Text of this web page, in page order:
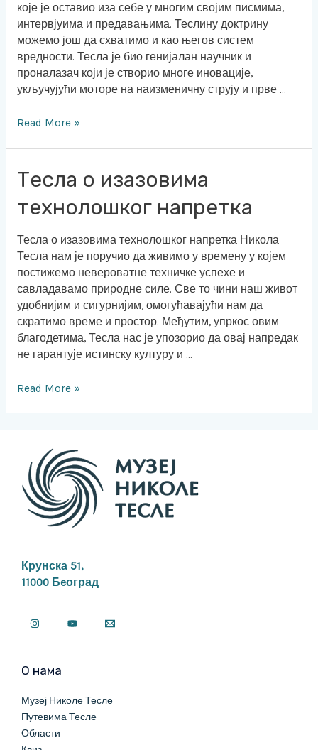
које је оставио иза себе у многим својим писмима,
интервјуима и предавањима. Теслину доктрину
можемо још да схватимо и као његов систем
вредности. Тесла је био генијалан научник и
проналазач који је створио многе иновације,
укључујући моторе на наизменичну струју и прве …
Read More »
Тесла о изазовима
технолошког напретка
Тесла о изазовима технолошког напретка Никола
Тесла нам је поручио да живимо у времену у којем
постижемо невероватне техничке успехе и
савладавамо природне силе. Све то чини наш живот
удобнијим и сигурнијим, омогућавајући нам да
скратимо време и простор. Међутим, упркос овим
благодетима, Тесла нас је упозорио да овај напредак
не гарантује истинску културу и …
Тесла
о
изазовима
напретка
Read More »
Крунска 51,
11000 Бeоград
О нама
Музеј Николе Тесле
Путевима Тесле
Области